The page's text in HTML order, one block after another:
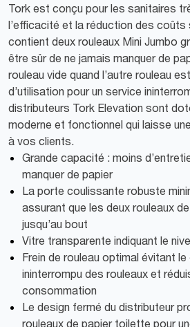
Tork est conçu pour les sanitaires
l’efficacité et la réduction des coûts
contient deux rouleaux Mini Jumbo
être sûr de ne jamais manquer de
rouleau vide quand l’autre rouleau
d’utilisation pour un service
distributeurs Tork Elevation sont
moderne et fonctionnel qui laisse
à vos clients.
Grande capacité : moins
manquer de papier
La porte coulissante robuste
assurant que les deux rouleaux
jusqu’au bout
Vitre transparente indiquant le
Frein de rouleau optimal évitant
ininterrompu des rouleaux et
consommation
Le design fermé du distributeur
rouleaux de papier toilette pour